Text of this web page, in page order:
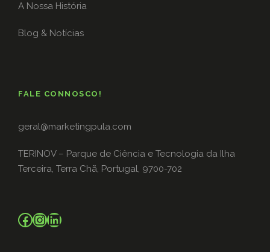
A Nossa História
Blog & Notícias
FALE CONNOSCO!
geral@marketingpula.com
TERINOV – Parque de Ciência e Tecnologia da Ilha
Terceira, Terra Chã, Portugal, 9700-702
Facebook InstagramLinkedIn